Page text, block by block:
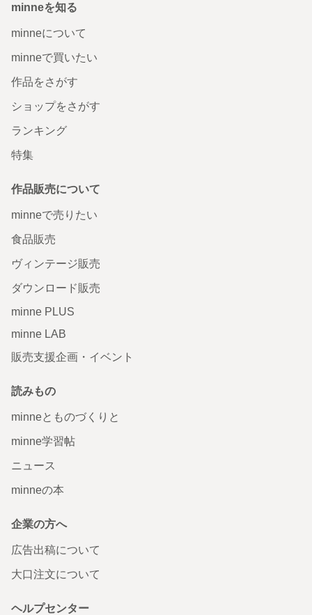
minneを知る
minneについて
minneで買いたい
作品をさがす
ショップをさがす
ランキング
特集
作品販売について
minneで売りたい
食品販売
ヴィンテージ販売
ダウンロード販売
minne PLUS
minne LAB
販売支援企画・イベント
読みもの
minneとものづくりと
minne学習帖
ニュース
minneの本
企業の方へ
広告出稿について
大口注文について
ヘルプセンター